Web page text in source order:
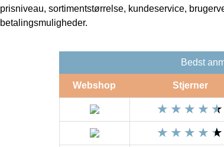
prisniveau, sortimentstørrelse, kundeservice,
betalingsmuligheder.
Bedst
Webshop Stjerner